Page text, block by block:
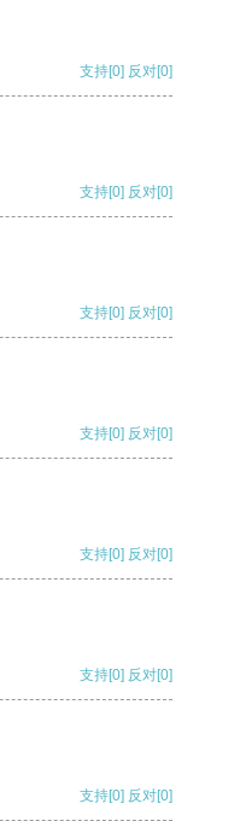
支持[0] 反对[0]
支持[0] 反对[0]
支持[0] 反对[0]
支持[0] 反对[0]
支持[0] 反对[0]
支持[0] 反对[0]
支持[0] 反对[0]